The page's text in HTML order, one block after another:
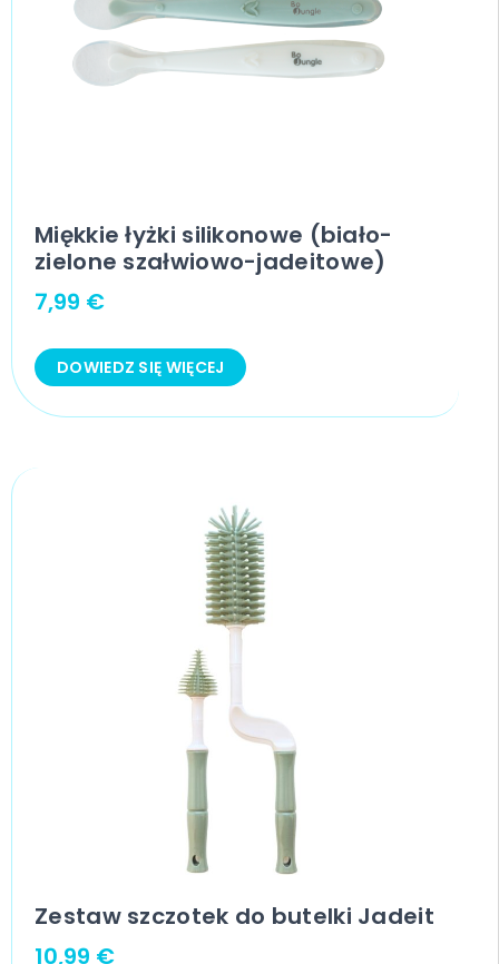
Miękkie łyżki silikonowe (biało-
zielone szałwiowo-jadeitowe)
7,99 €
DOWIEDZ SIĘ WIĘCEJ
Zestaw szczotek do butelki Jadeit
10,99 €